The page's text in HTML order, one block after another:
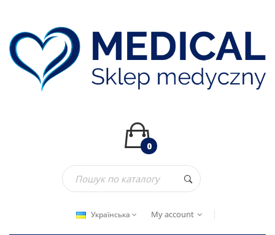
0
Українська My account